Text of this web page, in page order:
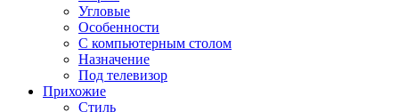
Угловые
Особенности
С компьютерным столом
Назначение
Под телевизор
Прихожие
Стиль